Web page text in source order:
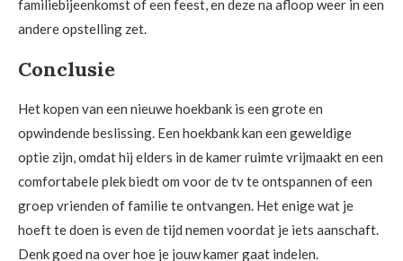
familiebijeenkomst of een feest, en deze na afloop weer in een
andere opstelling zet.
Conclusie
Het kopen van een nieuwe hoekbank is een grote en
opwindende beslissing. Een hoekbank kan een geweldige
optie zijn, omdat hij elders in de kamer ruimte vrijmaakt en een
comfortabele plek biedt om voor de tv te ontspannen of een
groep vrienden of familie te ontvangen. Het enige wat je
hoeft te doen is even de tijd nemen voordat je iets aanschaft.
Denk goed na over hoe je jouw kamer gaat indelen.